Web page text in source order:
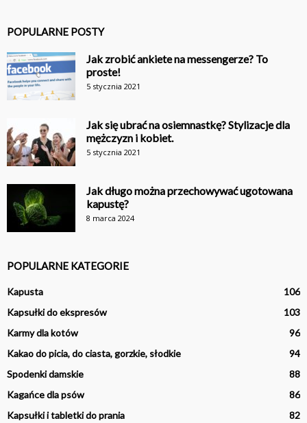
POPULARNE POSTY
Jak zrobić ankiete na messengerze? To
proste!
5 stycznia 2021
Jak się ubrać na osiemnastkę? Stylizacje dla
mężczyzn i kobiet.
5 stycznia 2021
Jak długo można przechowywać ugotowana
kapustę?
8 marca 2024
POPULARNE KATEGORIE
Kapusta
106
Kapsułki do ekspresów
103
Karmy dla kotów
96
Kakao do picia, do ciasta, gorzkie, słodkie
94
Spodenki damskie
88
Kagańce dla psów
86
Kapsułki i tabletki do prania
82